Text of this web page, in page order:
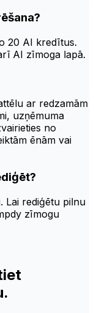
20 AI kredītus.
AI zīmoga lapā.
ar redzamām
uzņēmuma
no
ēnām vai
Lai rediģētu pilnu
zīmogu